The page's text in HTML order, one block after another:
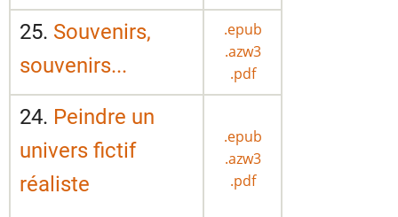
25. Souvenirs,
souvenirs...
.epub
.azw3
.pdf
24. Peindre un
univers fictif
réaliste
.epub
.azw3
.pdf